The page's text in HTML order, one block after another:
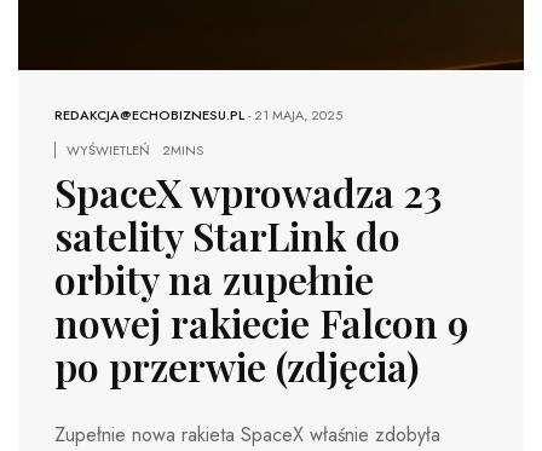
REDAKCJA@ECHOBIZNESU.PL-21 MAJA, 2025
WYŚWIETLEŃ
2MINS
SpaceX wprowadza 23
satelity StarLink do
orbity na zupełnie
nowej rakiecie Falcon 9
po przerwie (zdjęcia)
Zupełnie nowa rakieta SpaceX właśnie zdobyła